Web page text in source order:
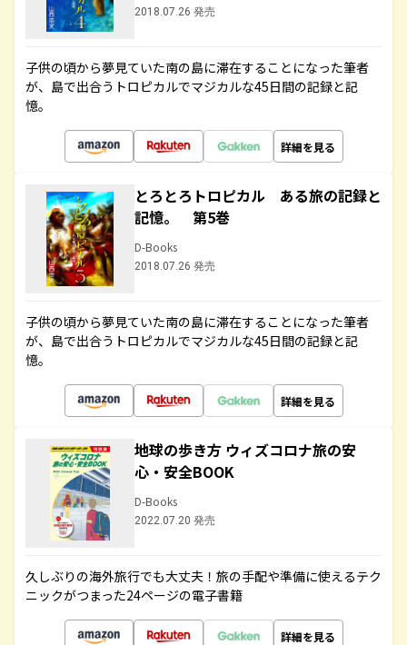
2018.07.26 発売
子供の頃から夢見ていた南の島に滞在することになった筆者
が、島で出合うトロピカルでマジカルな45日間の記録と記
憶。
詳細を見る
とろとろトロピカル ある旅の記録と
記憶。 第5巻
D-Books
2018.07.26 発売
子供の頃から夢見ていた南の島に滞在することになった筆者
が、島で出合うトロピカルでマジカルな45日間の記録と記
憶。
詳細を見る
地球の歩き方 ウィズコロナ旅の安
心・安全BOOK
D-Books
2022.07.20 発売
久しぶりの海外旅行でも大丈夫！旅の手配や準備に使えるテク
ニックがつまった24ページの電子書籍
詳細を見る